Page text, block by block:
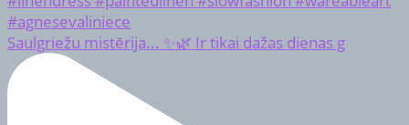
Saulgriežu mistērija... ✨🌿 Ir tikai dažas dienas g